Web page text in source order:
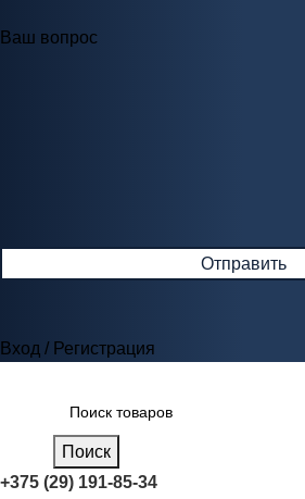
Ваш вопрос
Вход / Регистрация
Поиск
+375 (29) 191-85-34